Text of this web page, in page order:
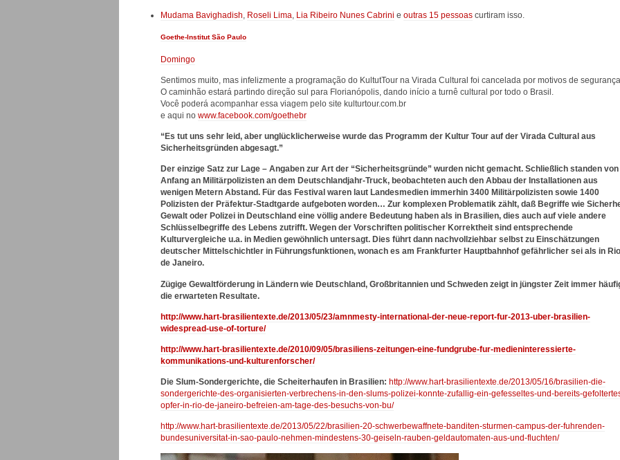
Mudama Bavighadish Roseli Lima Lia Ribeiro Nunes Cabrini e outras 15 pessoas curtiram isso.
Goethe-Institut São Paulo
Domingo
Sentimos muito, mas infelizmente a programação do KultutTour na Virada Cultural foi cancelada por motivos de
O caminhão estará partindo direção sul para Florianópolis, dando início a turnê cultural por todo o Brasil.
Você poderá acompanhar essa viagem pelo site kulturtour.com.br
e aqui no www.facebook.com/goethebr
“Es tut uns sehr leid, aber unglücklicherweise wurde das Programm der Kultur Tour auf der Virada Cultural aus
Sicherheitsgründen abgesagt.”
Der einzige Satz zur Lage – Angaben zur Art der “Sicherheitsgründe” wurden nicht gemacht. Schließlich standen von
Anfang an Militärpolizisten an dem Deutschlandjahr-Truck, beobachteten auch den Abbau der Installationen aus
wenigen Metern Abstand. Für das Festival waren laut Landesmedien immerhin 3400 Militärpolizisten sowie 1400
Polizisten der Präfektur-Stadtgarde aufgeboten worden… Zur komplexen Problematik zählt, daß Begriffe wie
Gewalt oder Polizei in Deutschland eine völlig andere Bedeutung haben als in Brasilien, dies auch auf viele andere
Schlüsselbegriffe des Lebens zutrifft. Wegen der Vorschriften politischer Korrektheit sind entsprechende
Kulturvergleiche u.a. in Medien gewöhnlich untersagt. Dies führt dann nachvollziehbar selbst zu Einschätzungen
deutscher Mittelschichtler in Führungsfunktionen, wonach es am Frankfurter Hauptbahnhof gefährlicher sei als in Rio
de Janeiro.
Zügige Gewaltförderung in Ländern wie Deutschland, Großbritannien und Schweden zeigt in jüngster Zeit immer
die erwarteten Resultate.
http://www.hart-brasilientexte.de/2013/05/23/amnmesty-international-der-neue-report-fur-2013-uber-brasilien-
widespread-use-of-torture/
http://www.hart-brasilientexte.de/2010/09/05/brasiliens-zeitungen-eine-fundgrube-fur-medieninteressierte-
kommunikations-und-kulturenforscher/
Die Slum-Sondergerichte, die Scheiterhaufen in Brasilien: http://www.hart-brasilientexte.de/2013/05/16/brasilien-die-
sondergerichte-des-organisierten-verbrechens-in-den-slums-polizei-konnte-zufallig-ein-gefesseltes-und-bereits-
opfer-in-rio-de-janeiro-befreien-am-tage-des-besuchs-von-bu/
http://www.hart-brasilientexte.de/2013/05/22/brasilien-20-schwerbewaffnete-banditen-sturmen-campus-der-fuhrenden-
bundesuniversitat-in-sao-paulo-nehmen-mindestens-30-geiseln-rauben-geldautomaten-aus-und-fluchten/